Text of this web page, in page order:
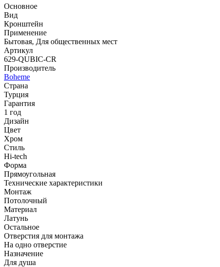
Основное
Вид
Кронштейн
Применение
Бытовая, Для общественных мест
Артикул
629-QUBIC-CR
Производитель
Boheme
Страна
Турция
Гарантия
1 год
Дизайн
Цвет
Хром
Стиль
Hi-tech
Форма
Прямоугольная
Технические характеристики
Монтаж
Потолочный
Материал
Латунь
Остальное
Отверстия для монтажа
На одно отверстие
Назначение
Для душа